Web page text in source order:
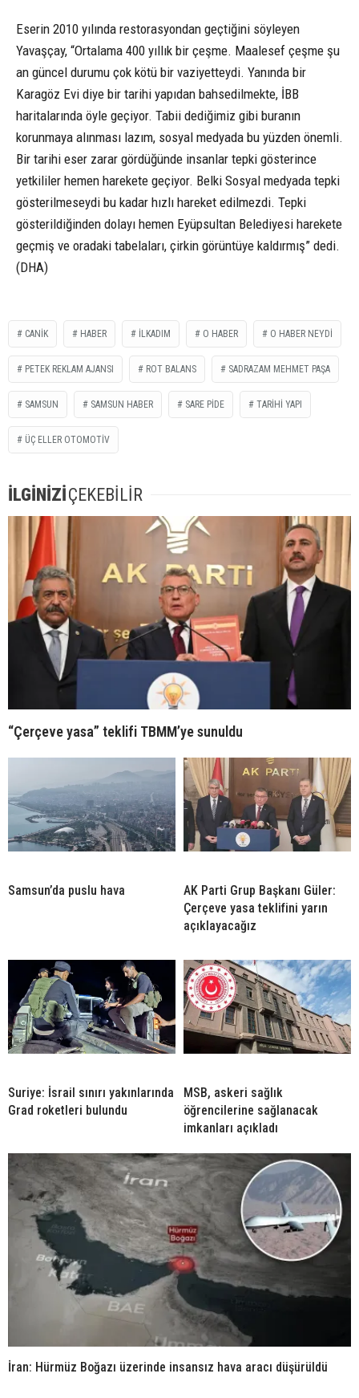
Eserin 2010 yılında restorasyondan geçtiğini söyleyen
Yavaşçay, “Ortalama 400 yıllık bir çeşme. Maalesef çeşme şu
an güncel durumu çok kötü bir vaziyetteydi. Yanında bir
Karagöz Evi diye bir tarihi yapıdan bahsedilmekte, İBB
haritalarında öyle geçiyor. Tabii dediğimiz gibi buranın
korunmaya alınması lazım, sosyal medyada bu yüzden önemli.
Bir tarihi eser zarar gördüğünde insanlar tepki gösterince
yetkililer hemen harekete geçiyor. Belki Sosyal medyada tepki
gösterilmeseydi bu kadar hızlı hareket edilmezdi. Tepki
gösterildiğinden dolayı hemen Eyüpsultan Belediyesi harekete
geçmiş ve oradaki tabelaları, çirkin görüntüye kaldırmış” dedi.
(DHA)
CANİK HABER İLKADIM O HABER O HABER NEYDİ
PETEK REKLAM AJANSI ROT BALANS SADRAZAM MEHMET PAŞA
SAMSUN SAMSUN HABER SARE PİDE TARİHİ YAPI
ÜÇ ELLER OTOMOTİV
İLGİNİZİÇEKEBİLİR
“Çerçeve yasa” teklifi TBMM’ye sunuldu
Samsun’da puslu hava
AK Parti Grup Başkanı Güler:
Çerçeve yasa teklifini yarın
açıklayacağız
Suriye: İsrail sınırı yakınlarında
Grad roketleri bulundu
MSB, askeri sağlık
öğrencilerine sağlanacak
imkanları açıkladı
İran: Hürmüz Boğazı üzerinde insansız hava aracı düşürüldü